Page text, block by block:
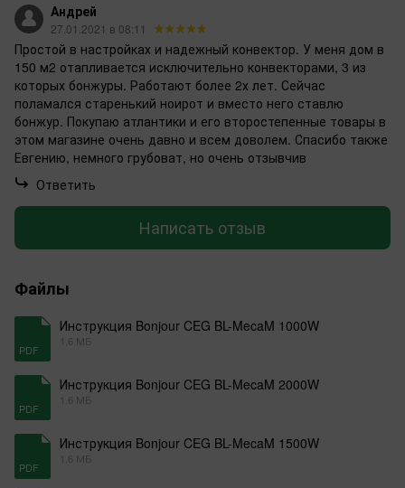
Андрей
27.01.2021 в 08:11
Простой в настройках и надежный конвектор. У меня дом в
150 м2 отапливается исключительно конвекторами, 3 из
которых бонжуры. Работают более 2х лет. Сейчас
поламался старенький ноирот и вместо него ставлю
бонжур. Покупаю атлантики и его второстепенные товары в
этом магазине очень давно и всем доволем. Спасибо также
Евгению, немного грубоват, но очень отзывчив
Ответить
Написать отзыв
Файлы
PDF
Инструкция Bonjour CEG BL-MecaM 1000W
1.6 МБ
PDF
Инструкция Bonjour CEG BL-MecaM 2000W
1.6 МБ
PDF
Инструкция Bonjour CEG BL-MecaM 1500W
1.6 МБ